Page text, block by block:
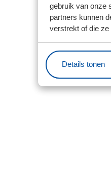
gebruik van onze
partners kunnen
verstrekt of die
Details tonen